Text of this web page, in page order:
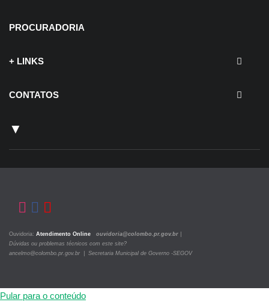
PROCURADORIA
+ LINKS
CONTATOS
▼
Ouvidoria: Atendimento Online ouvidoria@colombo.pr.gov.br
Dúvidas ou problemas técnicos com este site?
ancelmo@colombo.pr.gov.br | Secretaria Municipal de Governo -SEGOV
Pular para o conteúdo